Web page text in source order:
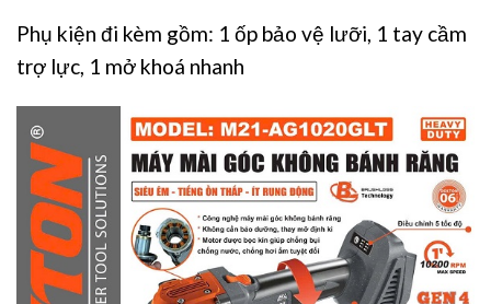
Phụ kiện đi kèm gồm: 1 ốp bảo vệ lưỡi, 1 tay cầm
trợ lực, 1 mở khoá nhanh